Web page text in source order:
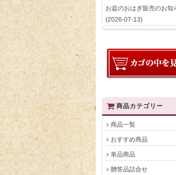
お盆のおはぎ販売のお知
(2026-07-13)
商品カテゴリー
商品一覧
おすすめ商品
単品商品
贈答品詰合せ